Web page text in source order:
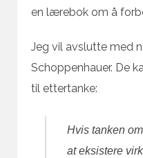
en lærebok om å
Jeg vil avslutte med
Schoppenhauer. De
til ettertanke:
Hvis tanken
at eksistere